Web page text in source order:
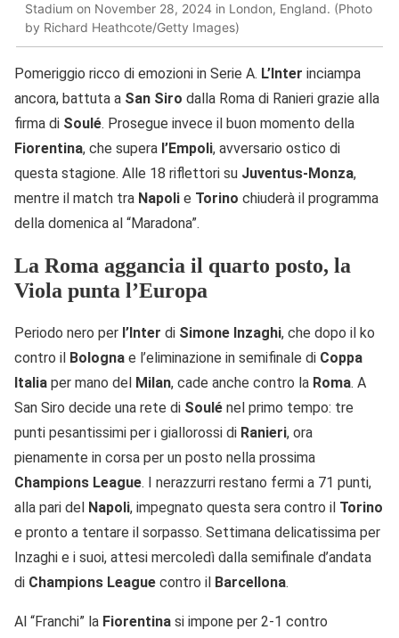
Stadium on November 28, 2024 in London, England. (Photo
by Richard Heathcote/Getty Images)
Pomeriggio ricco di emozioni in Serie A. L’Inter inciampa
ancora, battuta a San Siro dalla Roma di Ranieri grazie alla
firma di Soulé. Prosegue invece il buon momento della
Fiorentina, che supera l’Empoli, avversario ostico di
questa stagione. Alle 18 riflettori su Juventus-Monza,
mentre il match tra Napoli e Torino chiuderà il programma
della domenica al “Maradona”.
La Roma aggancia il quarto posto, la
Viola punta l’Europa
Periodo nero per l’Inter di Simone Inzaghi, che dopo il ko
contro il Bologna e l’eliminazione in semifinale di Coppa
Italia per mano del Milan, cade anche contro la Roma. A
San Siro decide una rete di Soulé nel primo tempo: tre
punti pesantissimi per i giallorossi di Ranieri, ora
pienamente in corsa per un posto nella prossima
Champions League. I nerazzurri restano fermi a 71 punti,
alla pari del
Napoli, impegnato questa sera contro il Torino
e pronto a tentare il sorpasso. Settimana delicatissima per
Inzaghi e i suoi, attesi mercoledì dalla semifinale d’andata
di Champions League contro il Barcellona.
Al “Franchi” la Fiorentina si impone per 2-1 contro